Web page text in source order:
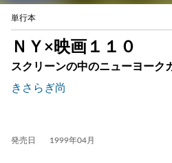
単行本
ＮＹ×映画１１０
スクリーンの中のニューヨーク
きさらぎ尚
発売日 1999年04月